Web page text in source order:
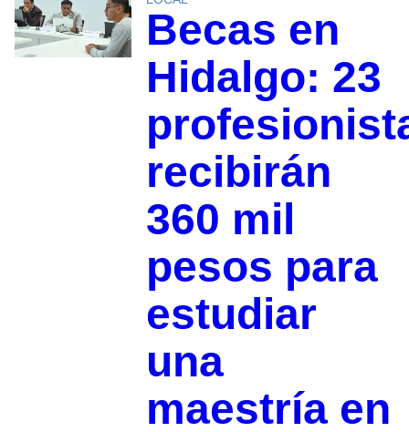
Becas en
Hidalgo: 23
recibirán
360 mil
pesos para
estudiar
una
maestría en